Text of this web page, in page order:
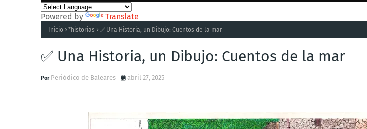
Powered by Translate
Inicio *historias ✅ Una Historia, un Dibujo: Cuentos de la mar
✅ Una Historia, un Dibujo: Cuentos de la mar
Periódico de Baleares abril 27, 2025